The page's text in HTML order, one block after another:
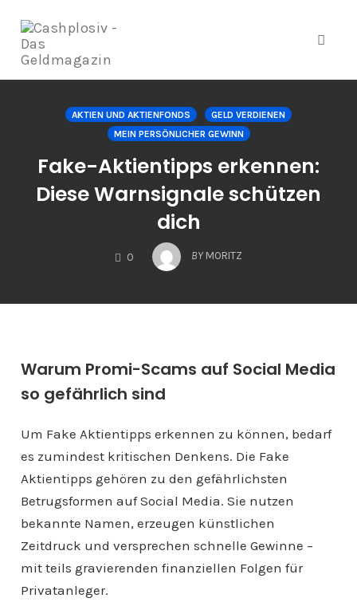
AKTIEN UND AKTIENFONDS
GELD VERDIENEN
MEIN PERSÖNLICHER GEWINN
Fake-Aktientipps erkennen:
Diese Warnsignale schützen
dich
0
COMMENTS
BY MORITZ
Warum Promi-Scams auf Social Media
so gefährlich sind
Um Fake Aktientipps erkennen zu können, bedarf
es zumindest kritischen Denkens. Die Fake
Aktientipps gehören zu den gefährlichsten
Betrugsformen auf Social Media. Sie nutzen
bekannte Namen, erzeugen künstlichen
Zeitdruck und versprechen schnelle Gewinne –
mit teils gravierenden finanziellen Folgen für
Privatanleger.